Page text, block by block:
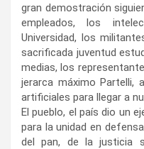
gran demostración
empleados, los
Universidad, los
sacrificada juventud
medias, los
jerarca máximo Partelli,
artificiales para llegar a
El pueblo, el país dio un
para la unidad en
del pan, de la justicia